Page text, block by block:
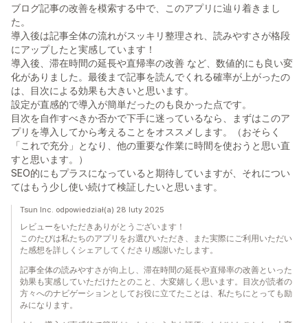
ブログ記事の改善を模索する中で、このアプリに辿り着きまし
た。
導入後は記事全体の流れがスッキリ整理され、読みやすさが格段
にアップしたと実感しています！
導入後、滞在時間の延長や直帰率の改善 など、数値的にも良い変
化がありました。最後まで記事を読んでくれる確率が上がったの
は、目次による効果も大きいと思います。
設定が直感的で導入が簡単だったのも良かった点です。
目次を自作すべきか否かで下手に迷っているなら、まずはこのア
プリを導入してから考えることをオススメします。（おそらく
「これで充分」となり、他の重要な作業に時間を使おうと思い直
すと思います。）
SEO的にもプラスになっていると期待していますが、それについ
てはもう少し使い続けて検証したいと思います。
Tsun Inc. odpowiedział(a) 28 luty 2025
レビューをいただきありがとうございます！
このたびは私たちのアプリをお選びいただき、また実際にご利用いただい
た感想を詳しくシェアしてくださり感謝いたします。
記事全体の読みやすさが向上し、滞在時間の延長や直帰率の改善といった
効果も実感していただけたとのこと、大変嬉しく思います。目次が読者の
方々へのナビゲーションとしてお役に立てたことは、私たちにとっても励
みになります。